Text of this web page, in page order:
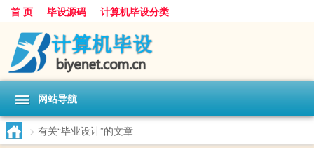
首 页 毕设源码 计算机毕设分类
网站导航
> 有关“毕业设计”的文章